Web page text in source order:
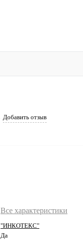
Добавить отзыв
Все характеристики
"ИНКОТЕКС"
Да